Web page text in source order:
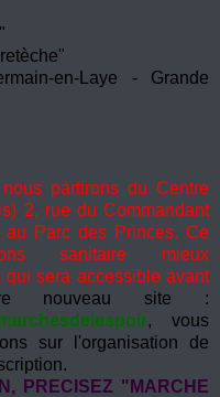
en-Laye - Grande
partirons du Centre
2, rue du Commandant
au Parc des Princes. Ce
sanitaire mieux
sera accessible avant
nouveau site :
, vous
sur l'organisation de
PRECISEZ "MARCHE